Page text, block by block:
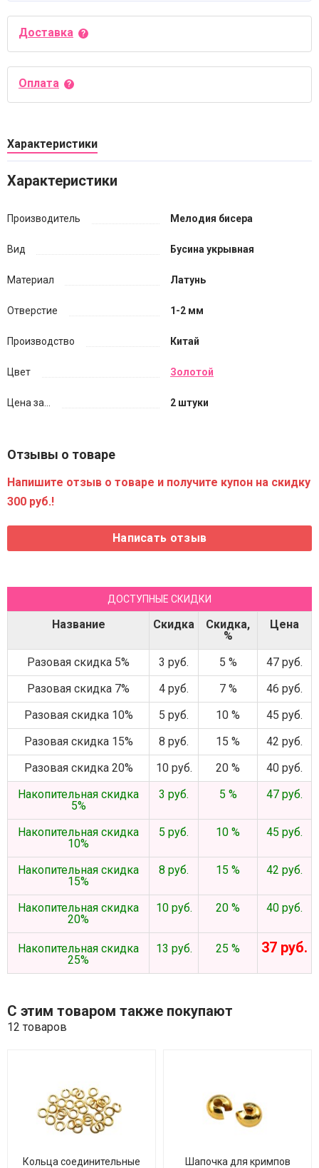
Доставка
Оплата
Характеристики
Характеристики
Производитель Мелодия бисера
Вид Бусина укрывная
Материал Латунь
Отверстие 1-2 мм
Производство Китай
Цвет Золотой
Цена за... 2 штуки
Отзывы о товаре
Напишите отзыв о товаре и получите купон на скидку
300 руб.!
ДОСТУПНЫЕ СКИДКИ
Название Скидка
Скидка,
%
Цена
Разовая скидка 5% 3 руб. 5 %
47 руб.
Разовая скидка 7%
4 руб. 7 %
46 руб.
Разовая скидка 10%
5 руб. 10 %
45 руб.
Разовая скидка 15%
8 руб. 15 %
42 руб.
Разовая скидка 20%
10 руб. 20 %
40 руб.
Накопительная скидка
5%
3 руб. 5 % 47 руб.
Накопительная скидка
10%
5 руб. 10 % 45 руб.
Накопительная скидка
15%
8 руб. 15 % 42 руб.
Накопительная скидка
20%
10 руб. 20 % 40 руб.
Накопительная скидка
25%
13 руб. 25 % 37 руб.
С этим товаром также покупают
12 товаров
Кольца соединительные
Шапочка для кримпов